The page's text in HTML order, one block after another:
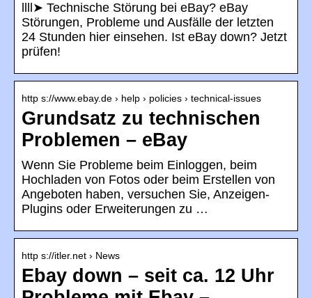
llll➤ Technische Störung bei eBay? eBay
Störungen, Probleme und Ausfälle der letzten
24 Stunden hier einsehen. Ist eBay down? Jetzt
prüfen!
http s://www.ebay.de › help › policies › technical-issues
Grundsatz zu technischen
Problemen – eBay
Wenn Sie Probleme beim Einloggen, beim
Hochladen von Fotos oder beim Erstellen von
Angeboten haben, versuchen Sie, Anzeigen-
Plugins oder Erweiterungen zu …
http s://itler.net › News
Ebay down – seit ca. 12 Uhr